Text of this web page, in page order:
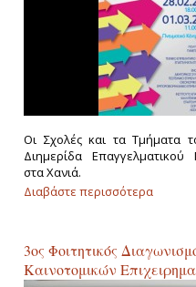
Οι Σχολές και τα Τμήματα
Διημερίδα Επαγγελματικού
στα Χανιά.
Διαβάστε περισσότερα
3ος Φοιτητικός
Καινοτομικών